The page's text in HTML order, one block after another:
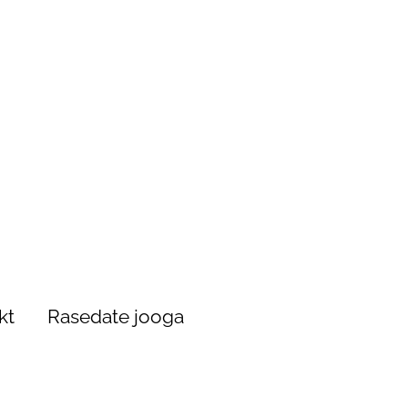
Rasedate jooga